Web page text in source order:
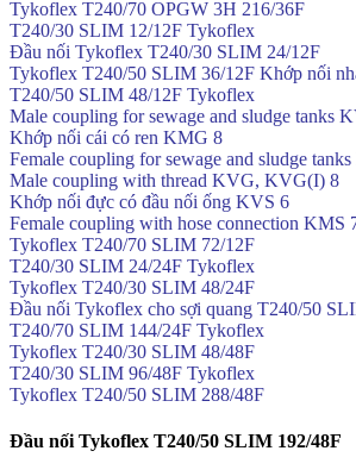
Tykoflex T240/70 OPGW 3H 216/36F
T240/30 SLIM 12/12F Tykoflex
Đầu nối Tykoflex T240/30 SLIM 24/12F
Tykoflex T240/50 SLIM 36/12F Khớp nối
T240/50 SLIM 48/12F Tykoflex
Male coupling for sewage and sludge tanks
Khớp nối cái có ren KMG 8
Female coupling for sewage and sludge
Male coupling with thread KVG, KVG(I) 8
Khớp nối đực có đầu nối ống KVS 6
Female coupling with hose connection KMS
Tykoflex T240/70 SLIM 72/12F
T240/30 SLIM 24/24F Tykoflex
Tykoflex T240/30 SLIM 48/24F
Đầu nối Tykoflex cho sợi quang T240/50
T240/70 SLIM 144/24F Tykoflex
Tykoflex T240/30 SLIM 48/48F
T240/30 SLIM 96/48F Tykoflex
Tykoflex T240/50 SLIM 288/48F
Đầu nối Tykoflex T240/50 SLIM 192/48F